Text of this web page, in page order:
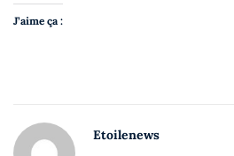
J’aime ça :
Etoilenews